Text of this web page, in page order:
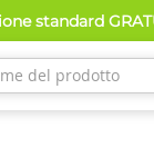
standard